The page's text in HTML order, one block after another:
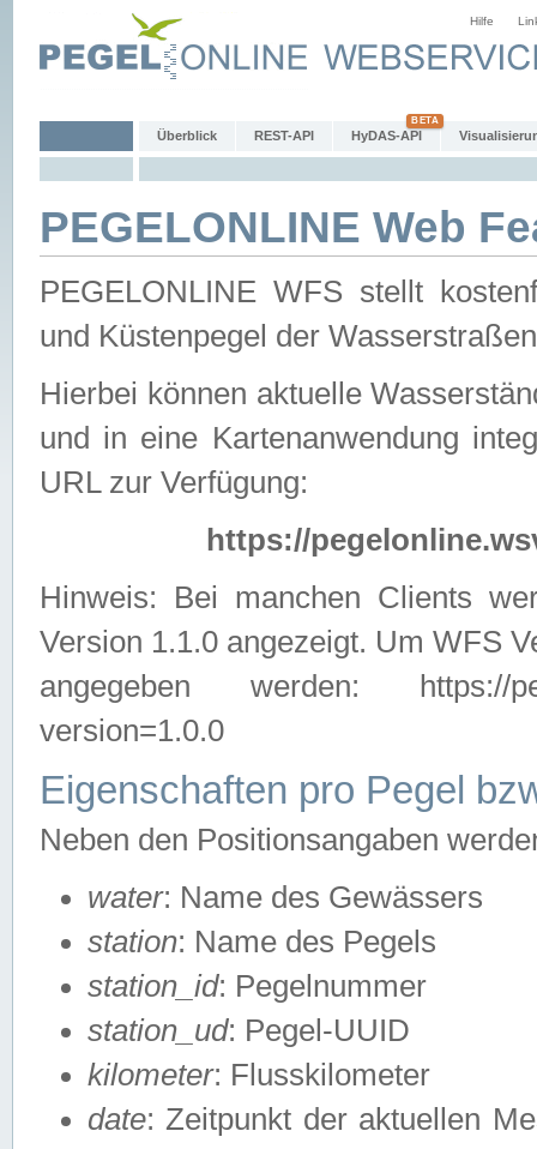
Hilfe
Überblick REST-API HyDAS-API
PEGELONLINE Web
PEGELONLINE WFS stellt
und Küstenpegel der
Hierbei können aktuelle
und in eine Kartenanwendung
URL zur Verfügung:
https://
Hinweis: Bei manchen Clients
Version 1.1.0 angezeigt. Um WFS
angegeben werden: https://
version=1.0.0
Eigenschaften pro Pegel
Neben den Positionsangaben
water: Name des Gewässers
station: Name des Pegels
station_id: Pegelnummer
station_ud: Pegel-UUID
kilometer: Flusskilometer
date: Zeitpunkt der aktuellen